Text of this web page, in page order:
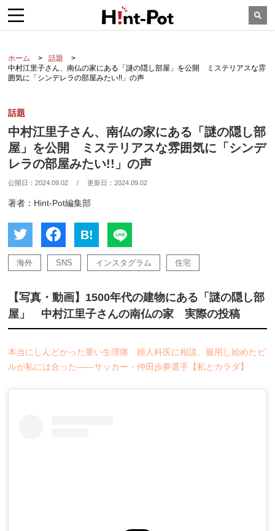
ホーム
話題
中村江里子さん、南仏の家にある「謎の隠し部屋」を公開 ミステリアスな雰
囲気に「シンデレラの部屋みたい!!」の声
話題
中村江里子さん、南仏の家にある「謎の隠し部
屋」を公開 ミステリアスな雰囲気に「シンデ
レラの部屋みたい!!」の声
公開日：2024.09.02 / 更新日：2024.09.02
著者：Hint-Pot編集部
B!
海外 SNS インスタグラム 住宅
【写真・動画】1500年代の建物にある「謎の隠し部
屋」 中村江里子さんの南仏の家 実際の投稿
本当にしんどかった重い生理痛 婦人科医に相談、服用し始めたピ
ルが私には合った――サッカー・仲田歩夢選手【私とカラダ】